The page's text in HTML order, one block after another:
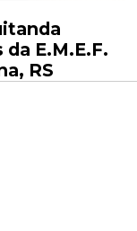
E.M.E.F.
RS